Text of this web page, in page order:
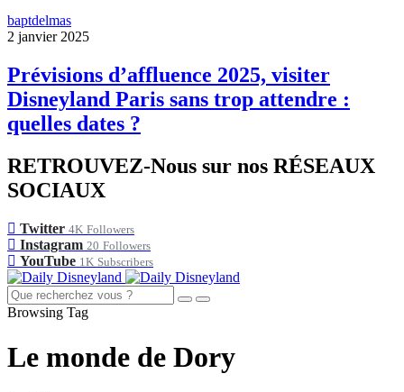
baptdelmas
2 janvier 2025
Prévisions d’affluence 2025, visiter
Disneyland Paris sans trop attendre :
quelles dates ?
RETROUVEZ-Nous sur nos RÉSEAUX
SOCIAUX
Twitter 4K Followers
Instagram 20 Followers
YouTube 1K Subscribers
Browsing Tag
Le monde de Dory